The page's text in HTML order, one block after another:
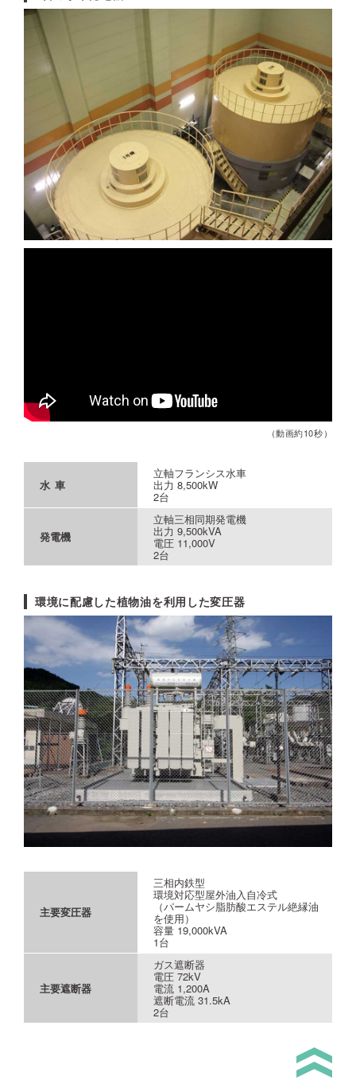
（動画約10秒）
水車
立軸フランシス水車
出力 8,500kW
2台
発電機
立軸三相同期発電機
出力 9,500kVA
電圧 11,000V
2台
環境に配慮した植物油を利用した変圧器
主要変圧器
三相内鉄型
環境対応型屋外油入自冷式
（パームヤシ脂肪酸エステル絶縁油
を使用）
容量 19,000kVA
1台
主要遮断器
ガス遮断器
電圧 72kV
電流 1,200A
遮断電流 31.5kA
2台